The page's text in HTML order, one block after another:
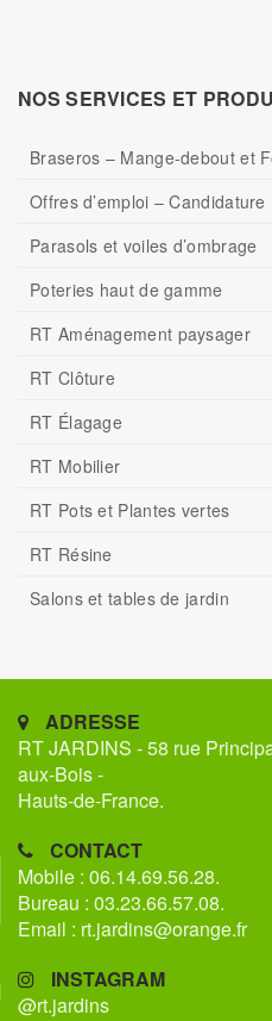
NOS SERVICES ET
Braseros – Mange-debout et
Offres d’emploi – Candidature
Parasols et voiles d’ombrage
Poteries haut de gamme
RT Aménagement paysager
RT Clôture
RT Élagage
RT Mobilier
RT Pots et Plantes vertes
RT Résine
Salons et tables de jardin
ADRESSE
RT JARDINS - 58 rue
aux-Bois -
Hauts-de-France.
CONTACT
Mobile : 06.14.69.56.28.
Bureau : 03.23.66.57.08.
Email : rt.jardins@orange.fr
INSTAGRAM
@rt.jardins